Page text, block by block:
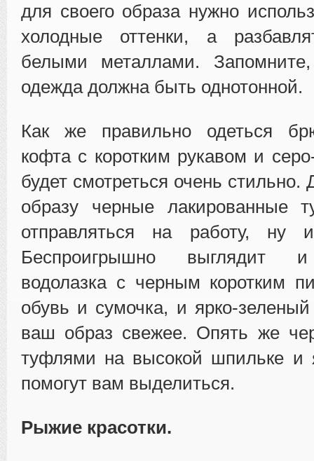
для своего образа нужно
холодные оттенки, а
белыми металлами.
одежда должна быть однотонной.
Как же правильно одеться
кофта с коротким рукавом и
будет смотреться очень стильно.
образу черные лакированные
отправляться на работу, ну
Беспроигрышно выглядит и
водолазка с черным коротким
обувь и сумочка, и ярко-
ваш образ свежее. Опять же
туфлями на высокой шпильке и
помогут вам выделиться.
Рыжие красотки.